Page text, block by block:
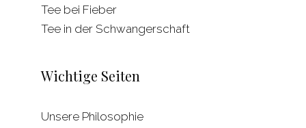
Tee bei Fieber
Tee in der Schwangerschaft
Wichtige Seiten
Unsere Philosophie